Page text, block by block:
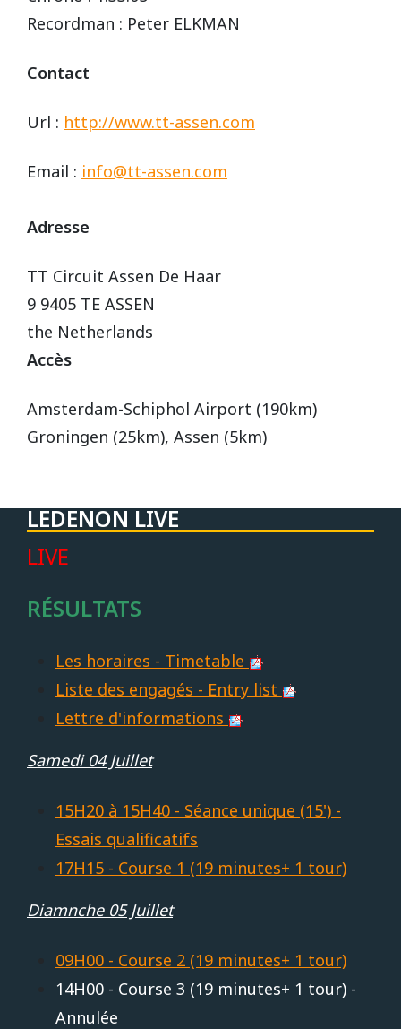
LEDENON LIVE
LIVE
RÉSULTATS
Les horaires - Timetable
Liste des engagés - Entry list
Lettre d'informations
Samedi 04 Juillet
15H20 à 15H40 - Séance unique (15') -
Essais qualificatifs
17H15 - Course 1 (19 minutes+ 1 tour)
Diamnche 05 Juillet
09H00 - Course 2 (19 minutes+ 1 tour)
14H00 - Course 3 (19 minutes+ 1 tour) -
Annulée
Recordman : Peter ELKMAN
Contact
Url : http://www.tt-assen.com
Email : info@tt-assen.com
Adresse
TT Circuit Assen De Haar
9 9405 TE ASSEN
the Netherlands
Accès
Amsterdam-Schiphol Airport (190km)
Groningen (25km), Assen (5km)
NOGARO
PAUL RICARD